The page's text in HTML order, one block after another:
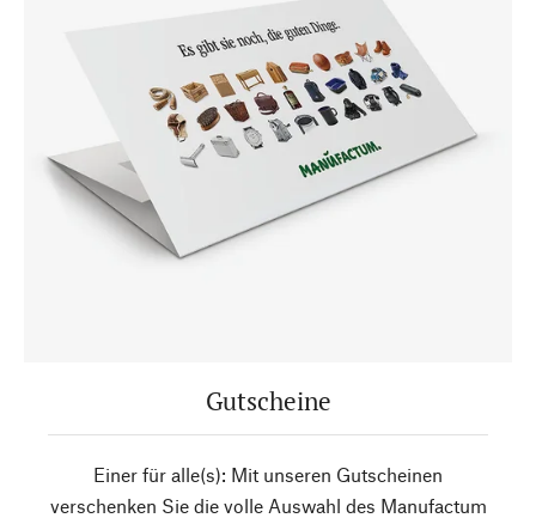
Gutscheine
Einer für alle(s): Mit unseren Gutscheinen
verschenken Sie die volle Auswahl des Manufactum